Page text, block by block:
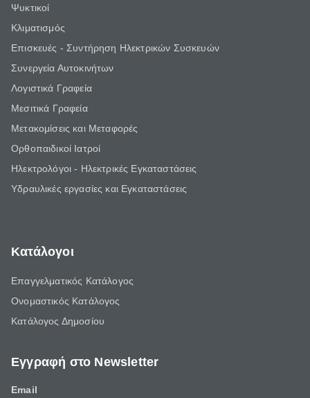
Ψυκτικοί
Κλιματισμός
Επισκευές - Συντήρηση Ηλεκτρικών Συσκευών
Συνεργεία Αυτοκινήτων
Λογιστικά Γραφεία
Μεσιτικά Γραφεία
Μετακομίσεις και Μεταφορές
Ορθοπαιδικοί Ιατροί
Ηλεκτρολόγοι - Ηλεκτρικές Εγκαταστάσεις
Υδραυλικές εργασίες και Εγκαταστάσεις
Κατάλογοι
Επαγγελματικός Κατάλογος
Ονομαστικός Κατάλογος
Κατάλογος Δημοσίου
Εγγραφή στο Newsletter
Email